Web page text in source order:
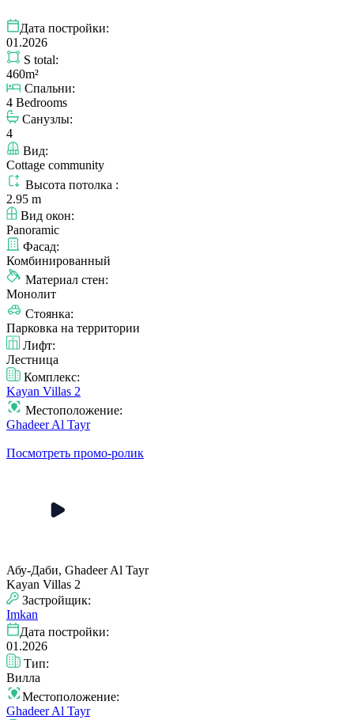
Дата постройки:
01.2026
S total:
460m²
Спальни:
4 Bedrooms
Санузлы:
4
Вид:
Cottage community
Высота потолка :
2.95 m
Вид окон:
Panoramic
Фасад:
Комбинированный
Материал стен:
Монолит
Стоянка:
Парковка на территории
Лифт:
Лестница
Комплекс:
Kayan Villas 2
Местоположение:
Ghadeer Al Tayr
Посмотреть промо-ролик
Абу-Даби, Ghadeer Al Tayr
Kayan Villas 2
Застройщик:
Imkan
Дата постройки:
01.2026
Тип:
Вилла
Местоположение:
Ghadeer Al Tayr